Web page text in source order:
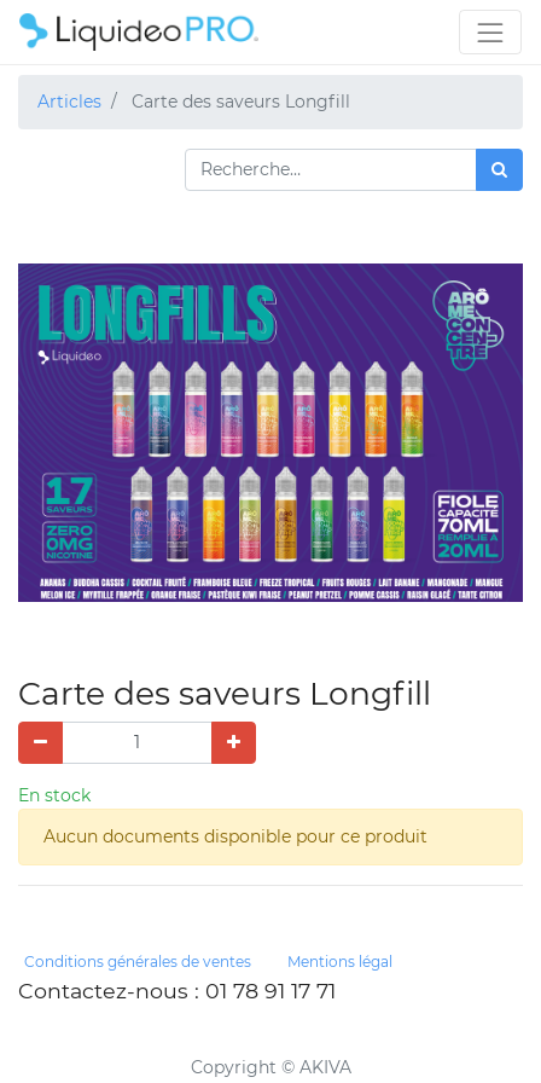
Articles Carte des saveurs Longfill
Carte des saveurs Longfill
En stock
Aucun documents disponible pour ce produit
Conditions générales de ventes Mentions légal
Contactez-nous : 01 78 91 17 71
Copyright © AKIVA